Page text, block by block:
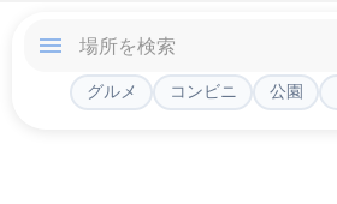
グルメ コンビニ 公園